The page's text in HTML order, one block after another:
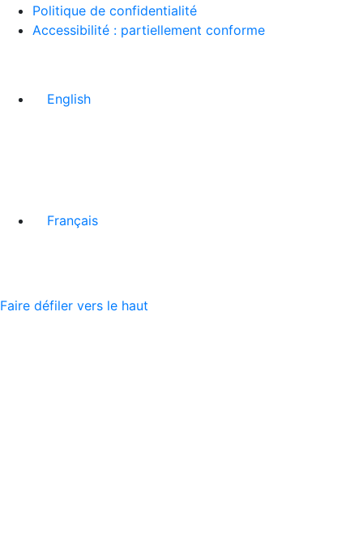
Politique de confidentialité
Accessibilité : partiellement conforme
English
Français
Faire défiler vers le haut